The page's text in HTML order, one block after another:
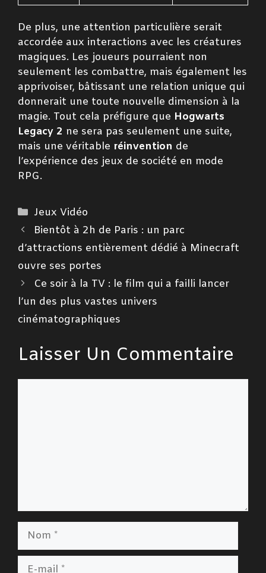
De plus, une attention particulière serait
accordée aux interactions avec les créatures
magiques. Les joueurs pourraient non
seulement les combattre, mais également les
apprivoiser, bâtissant une relation unique qui
donnerait une toute nouvelle dimension à la
magie. Tout cela préfigure que Hogwarts
Legacy 2 ne sera pas seulement une suite,
mais une véritable réinvention de
l’expérience des jeux de société en mode
RPG.
Catégories
Jeux Vidéo
Bientôt à 2h de Paris : un parc
d’attractions entièrement dédié à Minecraft
ouvre ses portes
Ce soir à la TV : le film qui a failli lancer
l’un des plus vastes univers
cinématographiques
Laisser Un Commentaire
Nom